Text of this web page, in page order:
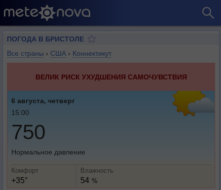
ПОГОДА В БРИСТОЛЕ
Все страны › США › Коннектикут
ВЕЛИК РИСК УХУДШЕНИЯ САМОЧУВСТВИЯ
6 августа, четверг
15:00
750
Нормальное давление
Комфорт
+35°
Влажность
54 %